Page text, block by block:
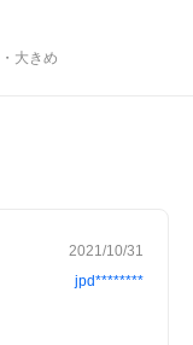
・ 大きめ
2021/10/31
jpd********